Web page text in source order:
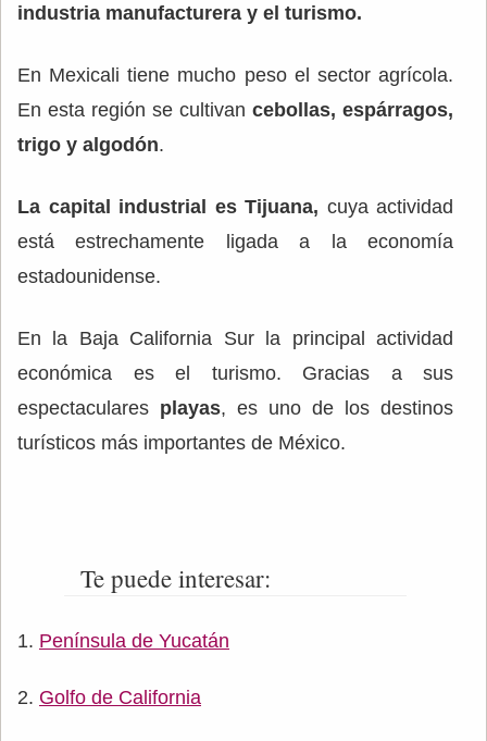
industria manufacturera y el turismo.
En Mexicali tiene mucho peso el sector agrícola.
En esta región se cultivan cebollas, espárragos,
trigo y algodón.
La capital industrial es Tijuana, cuya actividad
está estrechamente ligada a la economía
estadounidense.
En la Baja California Sur la principal actividad
económica es el turismo. Gracias a sus
espectaculares playas, es uno de los destinos
turísticos más importantes de México.
Te puede interesar:
Península de Yucatán
Golfo de California